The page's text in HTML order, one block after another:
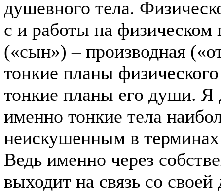
душевного тела.
с и работы на физическом
(«сын») – производная
тонкие планы
тонкие планы его души. Я
именно тонкие тела
неискушенным в
Ведь именно через
выходит на связь со